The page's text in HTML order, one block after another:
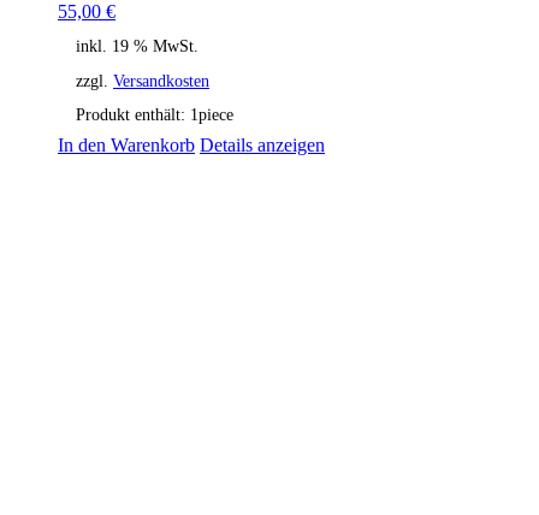
55,00 €
inkl. 19 % MwSt.
zzgl. Versandkosten
Produkt enthält: 1piece
In den Warenkorb Details anzeigen